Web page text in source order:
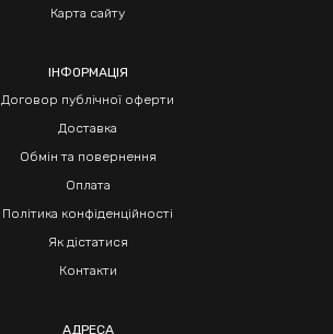
Карта сайту
ІНФОРМАЦІЯ
Договор публічної оферти
Доставка
Обмін та повернення
Оплата
Політика конфіденційності
Як дістатися
Контакти
АДРЕСА